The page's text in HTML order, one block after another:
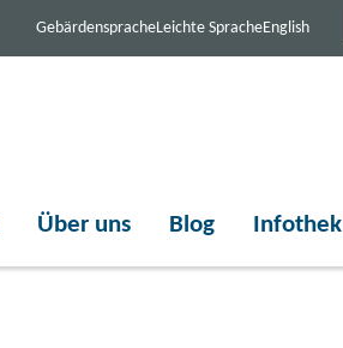
GebärdenspracheLeichte SpracheEnglish
Über uns Blog Infothek